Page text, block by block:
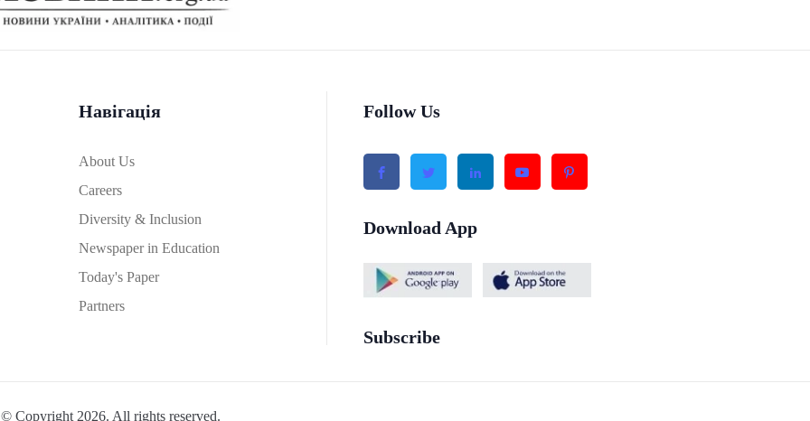
Навігація
About Us
Careers
Diversity & Inclusion
Newspaper in Education
Today's Paper
Partners
Follow Us
Download App
Subscribe
© Copyright 2026. All rights reserved.